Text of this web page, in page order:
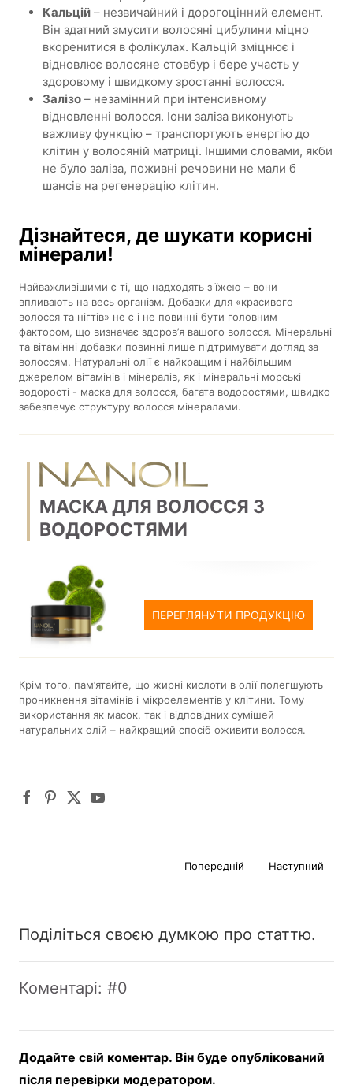
Кальцій – незвичайний і дорогоцінний елемент.
Він здатний змусити волосяні цибулини міцно
вкоренитися в фолікулах. Кальцій зміцнює і
відновлює волосяне стовбур і бере участь у
здоровому і швидкому зростанні волосся.
Залізо – незамінний при інтенсивному
відновленні волосся. Іони заліза виконують
важливу функцію – транспортують енергію до
клітин у волосяній матриці. Іншими словами, якби
не було заліза, поживні речовини не мали б
шансів на регенерацію клітин.
Дізнайтеся, де шукати корисні
мінерали!
Найважливішими є ті, що надходять з їжею – вони
впливають на весь організм. Добавки для «красивого
волосся та нігтів» не є і не повинні бути головним
фактором, що визначає здоров’я вашого волосся. Мінеральні
та вітамінні добавки повинні лише підтримувати догляд за
волоссям. Натуральні олії є найкращим і найбільшим
джерелом вітамінів і мінералів, як і мінеральні морські
водорості - маска для волосся, багата водоростями, швидко
забезпечує структуру волосся мінералами.
МАСКА ДЛЯ ВОЛОССЯ З
ВОДОРОСТЯМИ
ПЕРЕГЛЯНУТИ ПРОДУКЦІЮ
Крім того, пам’ятайте, що жирні кислоти в олії полегшують
проникнення вітамінів і мікроелементів у клітини. Тому
використання як масок, так і відповідних сумішей
натуральних олій – найкращий спосіб оживити волосся.
Попередній Наступний
Поділіться своєю думкою про статтю.
Коментарі: #0
Додайте свій коментар. Він буде опублікований
після перевірки модератором.